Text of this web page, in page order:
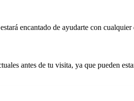
estará encantado de ayudarte con cualquier
antes de tu visita, ya que pueden